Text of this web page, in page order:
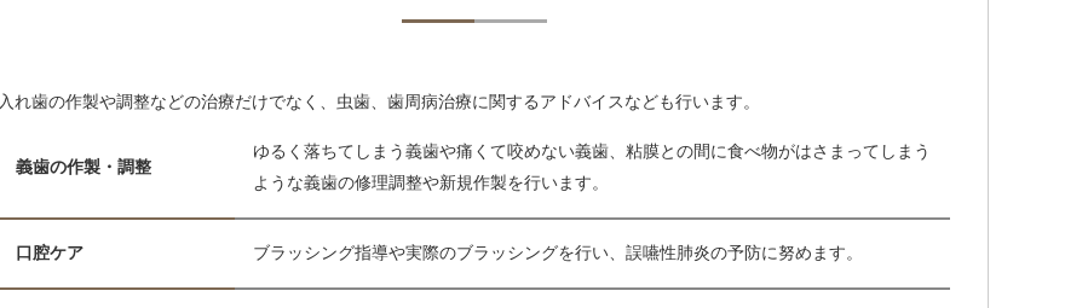
入れ歯の作製や調整などの治療だけでなく、虫歯、歯周病治療に関するアドバイスなども行います。
義歯の作製・調整
ゆるく落ちてしまう義歯や痛くて咬めない義歯、粘膜との間に食べ物がはさまってしまう
ような義歯の修理調整や新規作製を行います。
口腔ケア ブラッシング指導や実際のブラッシングを行い、誤嚥性肺炎の予防に努めます。